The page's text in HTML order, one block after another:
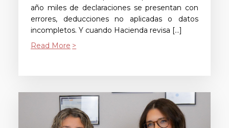
año miles de declaraciones se presentan con
errores, deducciones no aplicadas o datos
incompletos. Y cuando Hacienda revisa […]
Read More